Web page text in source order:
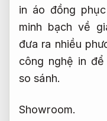
in áo đồng
minh bạch về
đưa ra nhiều
công nghệ in
so sánh.
Showroom.